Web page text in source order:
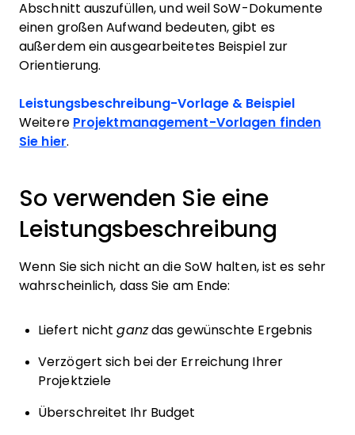
Abschnitt auszufüllen, und weil SoW-Dokumente
einen großen Aufwand bedeuten, gibt es
außerdem ein ausgearbeitetes Beispiel zur
Orientierung.
Leistungsbeschreibung-Vorlage & Beispiel
Weitere Projektmanagement-Vorlagen finden
Sie hier.
So verwenden Sie eine
Leistungsbeschreibung
Wenn Sie sich nicht an die SoW halten, ist es sehr
wahrscheinlich, dass Sie am Ende:
Liefert nichtganzdas gewünschte Ergebnis
Verzögert sich bei der Erreichung Ihrer
Projektziele
Überschreitet Ihr Budget